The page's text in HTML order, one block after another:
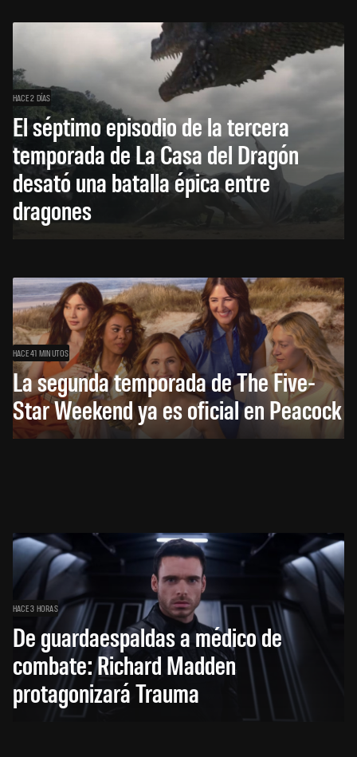
HACE 2 DÍAS
El séptimo episodio de la tercera
temporada de La Casa del Dragón
desató una batalla épica entre
dragones
HACE 41 MINUTOS
La segunda temporada de The Five-
Star Weekend ya es oficial en Peacock
HACE 3 HORAS
De guardaespaldas a médico de
combate: Richard Madden
protagonizará Trauma